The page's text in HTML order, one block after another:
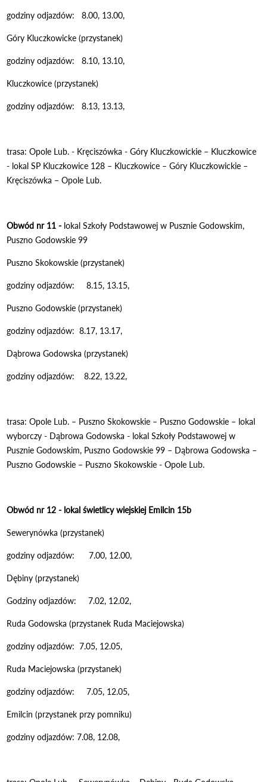
godziny odjazdów: 8.00, 13.00,
Góry Kluczkowicke (przystanek)
godziny odjazdów: 8.10, 13.10,
Kluczkowice (przystanek)
godziny odjazdów: 8.13, 13.13,
trasa: Opole Lub. - Kręciszówka - Góry Kluczkowickie – Kluczkowice
- lokal SP Kluczkowice 128 – Kluczkowice – Góry Kluczkowickie –
Kręciszówka – Opole Lub.
Obwód nr 11 - lokal Szkoły Podstawowej w Pusznie Godowskim,
Puszno Godowskie 99
Puszno Skokowskie (przystanek)
godziny odjazdów: 8.15, 13.15,
Puszno Godowskie (przystanek)
godziny odjazdów: 8.17, 13.17,
Dąbrowa Godowska (przystanek)
godziny odjazdów: 8.22, 13.22,
trasa: Opole Lub. – Puszno Skokowskie – Puszno Godowskie – lokal
wyborczy - Dąbrowa Godowska - lokal Szkoły Podstawowej w
Pusznie Godowskim, Puszno Godowskie 99 – Dąbrowa Godowska –
Puszno Godowskie – Puszno Skokowskie - Opole Lub.
Obwód nr 12 - lokal świetlicy wiejskiej Emilcin 15b
Sewerynówka (przystanek)
godziny odjazdów: 7.00, 12.00,
Dębiny (przystanek)
Godziny odjazdów: 7.02, 12.02,
Ruda Godowska (przystanek Ruda Maciejowska)
godziny odjazdów: 7.05, 12.05,
Ruda Maciejowska (przystanek)
godziny odjazdów: 7.05, 12.05,
Emilcin (przystanek przy pomniku)
godziny odjazdów: 7.08, 12.08,